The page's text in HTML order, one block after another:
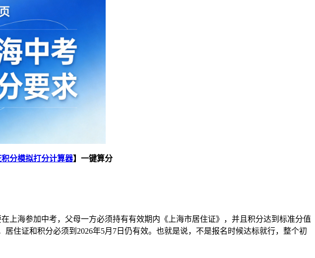
积分模拟打分计算器】一键算分
上海参加中考，父母一方必须持有有效期内《上海市居住证》，并且积分达到标准分值
住证和积分必须到2026年5月7日仍有效。也就是说，不是报名时候达标就行，整个初